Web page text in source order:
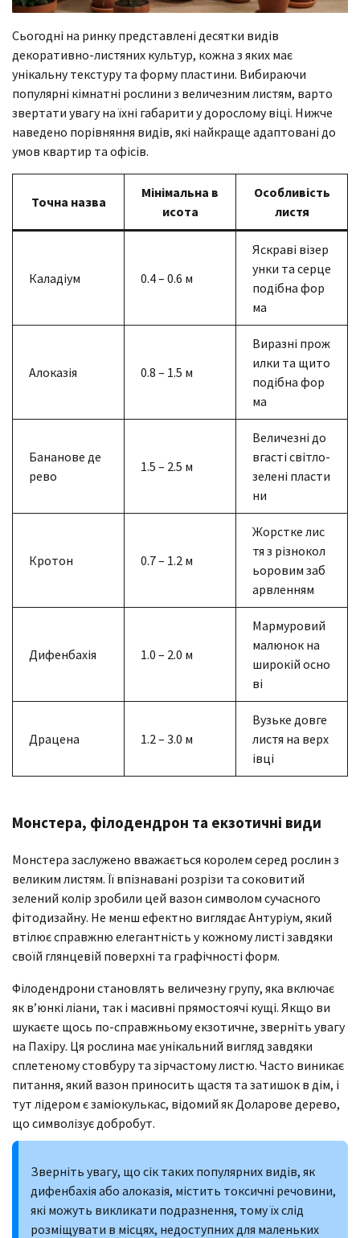
Сьогодні на ринку представлені десятки видів
декоративно-листяних культур, кожна з яких має
унікальну текстуру та форму пластини. Вибираючи
популярні кімнатні рослини з величезним листям, варто
звертати увагу на їхні габарити у дорослому віці. Нижче
наведено порівняння видів, які найкраще адаптовані до
умов квартир та офісів.
Точна назва
Мінімальна в
исота
Особливість
листя
Каладіум 0.4 – 0.6 м
Яскраві візер
унки та серце
подібна фор
ма
Алоказія 0.8 – 1.5 м
Виразні прож
илки та щито
подібна фор
ма
Бананове де
рево
1.5 – 2.5 м
Величезні до
вгасті світло-
зелені пласти
ни
Кротон 0.7 – 1.2 м
Жорстке лис
тя з різнокол
ьоровим заб
арвленням
Дифенбахія 1.0 – 2.0 м
Мармуровий
малюнок на
широкій осно
ві
Драцена 1.2 – 3.0 м
Вузьке довге
листя на верх
івці
Монстера, філодендрон та екзотичні види
Монстера заслужено вважається королем серед рослин з
великим листям. Її впізнавані розрізи та соковитий
зелений колір зробили цей вазон символом сучасного
фітодизайну. Не менш ефектно виглядає Антуріум, який
втілює справжню елегантність у кожному листі завдяки
своїй глянцевій поверхні та графічності форм.
Філодендрони становлять величезну групу, яка включає
як в’юнкі ліани, так і масивні прямостоячі кущі. Якщо ви
шукаєте щось по-справжньому екзотичне, зверніть увагу
на Пахіру. Ця рослина має унікальний вигляд завдяки
сплетеному стовбуру та зірчастому листю. Часто виникає
питання, який вазон приносить щастя та затишок в дім, і
тут лідером є заміокулькас, відомий як Доларове дерево,
що символізує добробут.
Зверніть увагу, що сік таких популярних видів, як
дифенбахія або алоказія, містить токсичні речовини,
які можуть викликати подразнення, тому їх слід
розміщувати в місцях, недоступних для маленьких